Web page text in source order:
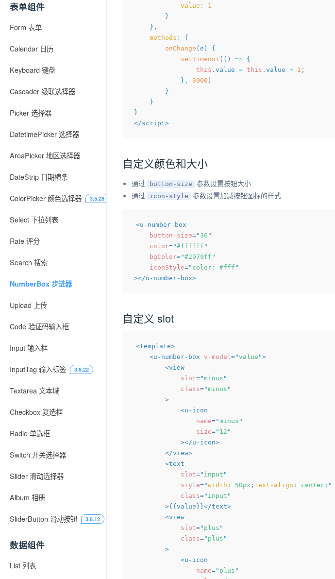
表单组件
Form 表单
Calendar 日历
Keyboard 键盘
Cascader 级联选择器
Picker 选择器
DatetimePicker 选择器
AreaPicker 地区选择器
DateStrip 日期横条
ColorPicker 颜色选择器 3.5.28
Select 下拉列表
Rate 评分
Search 搜索
NumberBox 步进器
Upload 上传
Code 验证码输入框
Input 输入框
InputTag 输入标签 3.6.22
Textarea 文本域
Checkbox 复选框
Radio 单选框
Switch 开关选择器
Slider 滑动选择器
Album 相册
SliderButton 滑动按钮 3.6.12
数据组件
List 列表
value :
1
}
} ,
methods :
{
onChange ( e )
{
setTimeout ( ( ) =>
{
this . value = this . value + 1 ;
} , 3000 )
}
}
}
</script>
自定义颜色和大小
通过 button-size
参数设置按钮大小
通过
icon-style 参数设置加减按钮图标的样式
<u-number-box
button-size=" 36 "
color="#ffffff "
bgColor="#2979ff "
iconStyle=" color: #fff "
></u-number-box>
自定义 slot
<template>
<u-number-box v-model="value ">
<view
slot="minus "
class="minus "
>
<u-icon
name="minus "
size=" 12 "
></u-icon>
</view>
<text
slot=" input "
style="width : 50px ; text-align : center ; "
class=" input "
>{{value}}</text>
<view
slot=" plus "
class=" plus "
>
<u-icon
name=" plus "